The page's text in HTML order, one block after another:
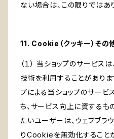
ない場合は、この限りではあ
11. Cookie（クッキー）その
（１） 当ショップのサービ
技術を利用することがありま
プによる当ショップのサー
ち、サービス向上に資する
たいユーザーは、ウェブブラ
りCookieを無効化すること